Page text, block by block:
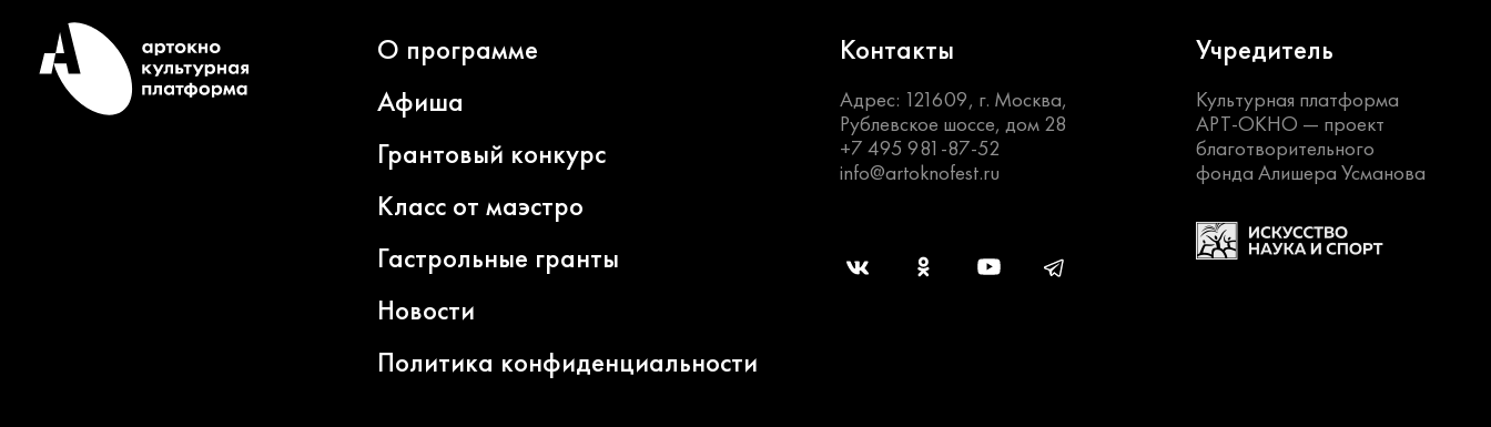
О программе
Афиша
Грантовый конкурс
Класс от маэстро
Гастрольные гранты
Новости
Политика конфиденциальности
Контакты
Адрес: 121609, г. Москва,
Рублевское шоссе, дом 28
+7 495 981-87-52
info@artoknofest.ru
Учредитель
Культурная платформа
АРТ-ОКНО — проект
благотворительного
фонда Алишера Усманова